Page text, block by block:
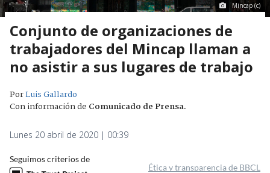
Mincap (c)
Conjunto de organizaciones de
trabajadores del Mincap llaman a
no asistir a sus lugares de trabajo
PorLuis Gallardo
Con información de Comunicado de Prensa.
Lunes 20 abril de 2020 | 00:39
Seguimos criterios de
Ética y transparencia de BBCL